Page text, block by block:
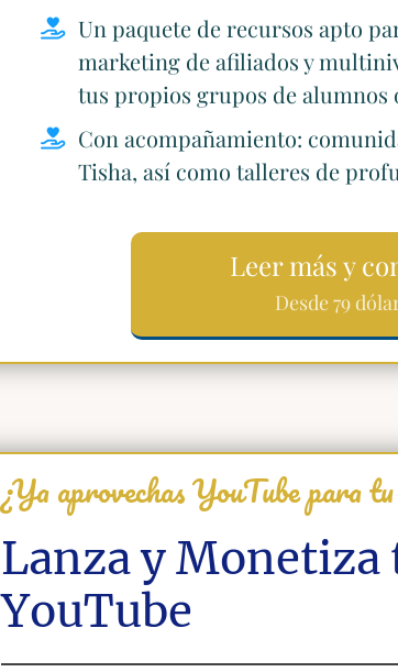
Un paquete de recursos apto
marketing de afiliados y
tus propios grupos de alumnos
Con acompañamiento:
Tisha, así como talleres de
Leer más y
Desde 79
¿Ya aprovechas YouTube para
Lanza y Monetiza
YouTube